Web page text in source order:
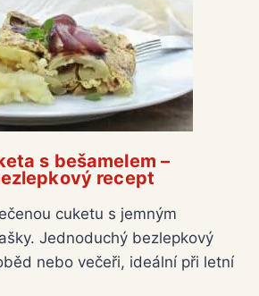
s bešamelem –
recept
cuketu s jemným
Jednoduchý bezlepkový
nebo večeři, ideální při letní